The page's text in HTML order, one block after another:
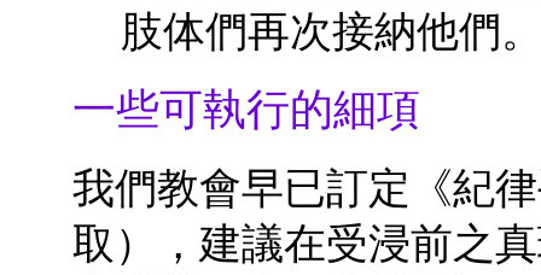
肢体們再次接納他們
一些可執行的細項
我們教會早已訂定《紀
取），建議在受浸前之